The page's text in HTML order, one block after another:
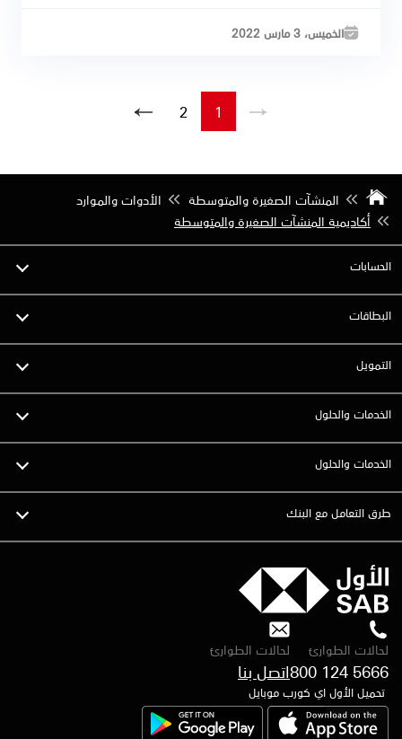
الخميس، 3 مارس 2022
1
2
المنشآت الصغيرة والمتوسطة
الأدوات والموارد
أكاديمية المنشآت الصغيرة والمتوسطة
الحسابات
البطاقات
التمويل
الخدمات والحلول
الخدمات والحلول
طرق التعامل مع البنك
لحالات الطوارئ
800 124 5666
لحالات الطوارئ
تحميل الأول اي كورب موبايل